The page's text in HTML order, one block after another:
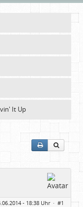
It Up
- 18:38 Uhr · #1